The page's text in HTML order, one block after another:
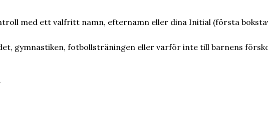
med ett valfritt namn, efternamn eller dina Initial (första
gymnastiken, fotbollsträningen eller varför inte till barnens